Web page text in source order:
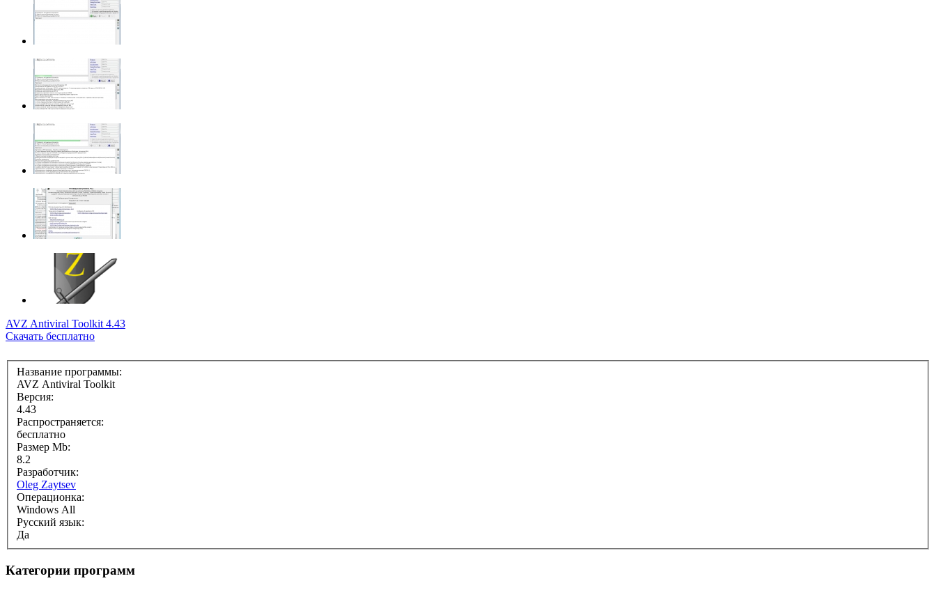
AVZ Antiviral Toolkit 4.43
Скачать бесплатно
Название программы:
AVZ Antiviral Toolkit
Версия:
4.43
Распространяется:
бесплатно
Размер Mb:
8.2
Разработчик:
Oleg Zaytsev
Операционка:
Windows All
Русский язык:
Да
Категории программ